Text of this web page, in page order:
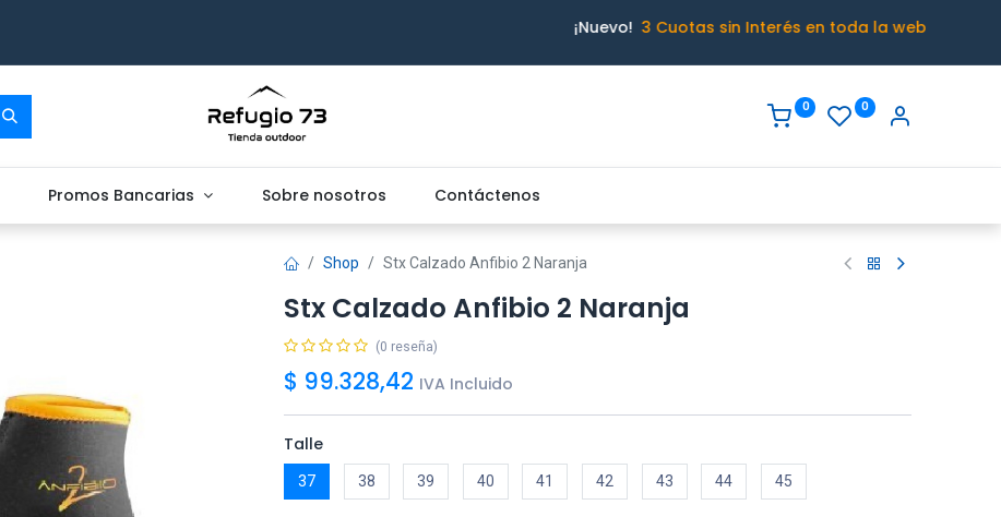
¡Nuevo! 3 Cuotas sin Interés en toda la web
0 0
Promos Bancarias Sobre nosotros Contáctenos
Shop Stx Calzado Anfibio 2 Naranja
Stx Calzado Anfibio 2 Naranja
(0 reseña)
$ 99.328,42 IVA Incluido
Talle
37 38 39 40 41 42 43 44 45